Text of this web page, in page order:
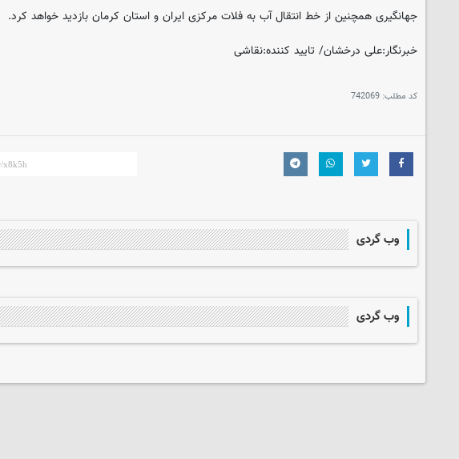
جهانگیری همچنین از خط انتقال آب به فلات مرکزی ایران و استان کرمان بازدید خواهد کرد.
خبرنگار:علی درخشان/ تایید کننده:نقاشی
کد مطلب: 742069
وب گردی
وب گردی